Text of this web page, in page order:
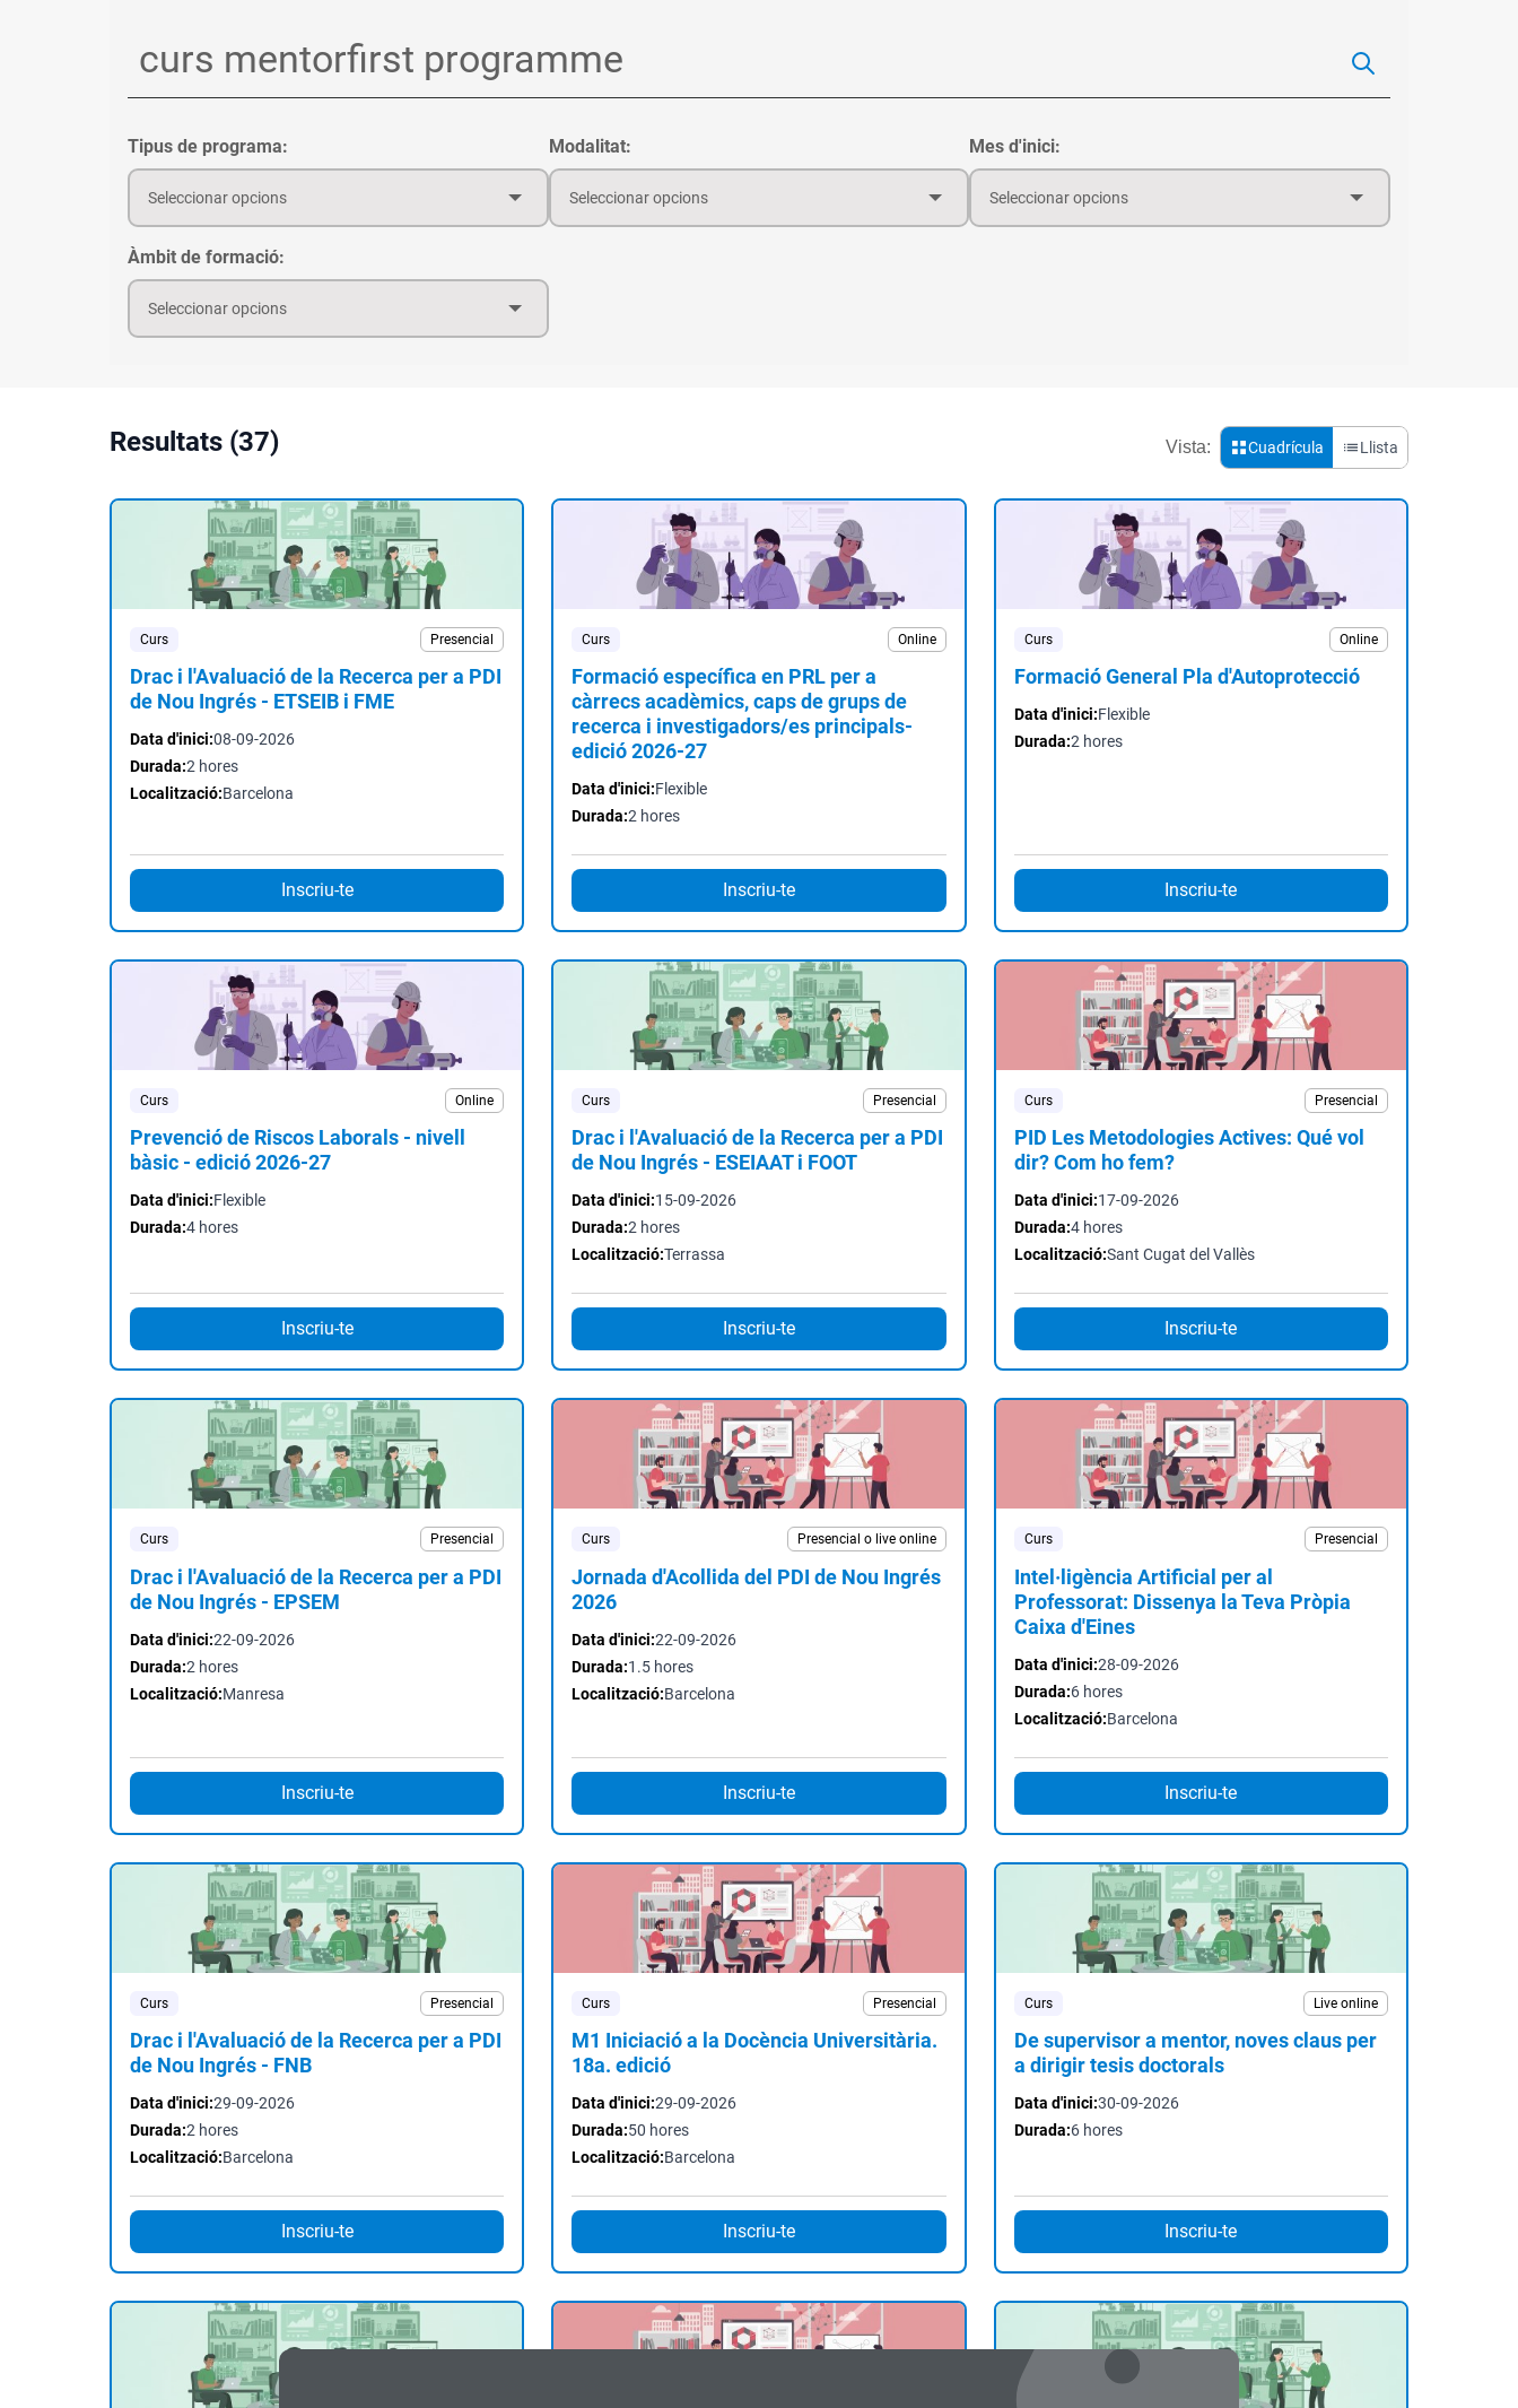
Tipus de programa:
Seleccionar opcions
Modalitat:
Seleccionar opcions
Mes d'inici:
Seleccionar opcions
Àmbit de formació:
Seleccionar opcions
Resultats (37) Vista: Cuadrícula Llista
Curs Presencial
Drac i l'Avaluació de la Recerca per a PDI
de Nou Ingrés - ETSEIB i FME
Data d'inici:08-09-2026
Durada:2 hores
Localització:Barcelona
Inscriu-te
Curs Online
Formació específica en PRL per a
càrrecs acadèmics, caps de grups de
recerca i investigadors/es principals-
edició 2026-27
Data d'inici:Flexible
Durada:2 hores
Inscriu-te
Curs Online
Formació General Pla d'Autoprotecció
Data d'inici:Flexible
Durada:2 hores
Inscriu-te
Curs Online
Prevenció de Riscos Laborals - nivell
bàsic - edició 2026-27
Data d'inici:Flexible
Durada:4 hores
Inscriu-te
Curs Presencial
Drac i l'Avaluació de la Recerca per a PDI
de Nou Ingrés - ESEIAAT i FOOT
Data d'inici:15-09-2026
Durada:2 hores
Localització:Terrassa
Inscriu-te
Curs Presencial
PID Les Metodologies Actives: Qué vol
dir? Com ho fem?
Data d'inici:17-09-2026
Durada:4 hores
Localització:Sant Cugat del Vallès
Inscriu-te
Curs Presencial
Drac i l'Avaluació de la Recerca per a PDI
de Nou Ingrés - EPSEM
Data d'inici:22-09-2026
Durada:2 hores
Localització:Manresa
Inscriu-te
Curs Presencial o live online
Jornada d'Acollida del PDI de Nou Ingrés
2026
Data d'inici:22-09-2026
Durada:1.5 hores
Localització:Barcelona
Inscriu-te
Curs Presencial
Intel·ligència Artificial per al
Professorat: Dissenya la Teva Pròpia
Caixa d'Eines
Data d'inici:28-09-2026
Durada:6 hores
Localització:Barcelona
Inscriu-te
Curs Presencial
Drac i l'Avaluació de la Recerca per a PDI
de Nou Ingrés - FNB
Data d'inici:29-09-2026
Durada:2 hores
Localització:Barcelona
Inscriu-te
Curs Presencial
M1 Iniciació a la Docència Universitària.
18a. edició
Data d'inici:29-09-2026
Durada:50 hores
Localització:Barcelona
Inscriu-te
Curs Live online
De supervisor a mentor, noves claus per
a dirigir tesis doctorals
Data d'inici:30-09-2026
Durada:6 hores
Inscriu-te